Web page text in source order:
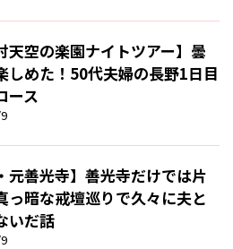
天空の楽園ナイトツアー】曇
しめた！50代夫婦の長野1日目
ース
元善光寺】善光寺だけでは片
っ暗な戒壇巡りで久々に夫と
いだ話